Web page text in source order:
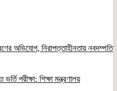
অভিযোগ, নিরাপত্তাহীনতায় নবদম্পতি
পরীক্ষা: শিক্ষা মন্ত্রণালয়